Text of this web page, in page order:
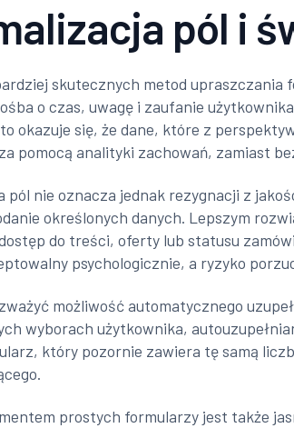
pól i
skutecznych metod upraszczania
o czas, uwagę i zaufanie
okazuje się, że dane, które z
pomocą analityki zachowań, zamiast
pól nie oznacza jednak rezygnacji z
określonych danych. Lepszym
do treści, oferty lub statusu
psychologicznie, a ryzyko
możliwość automatycznego
wyborach użytkownika,
który pozornie zawiera tę samą
prostych formularzy jest także